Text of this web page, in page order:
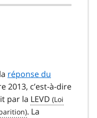
réponse du
2013, c’est-à-dire
par la LEVD
. La